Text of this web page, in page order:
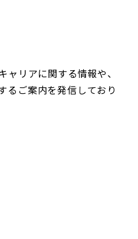
ャリアに関する情報や、
るご案内を発信しており